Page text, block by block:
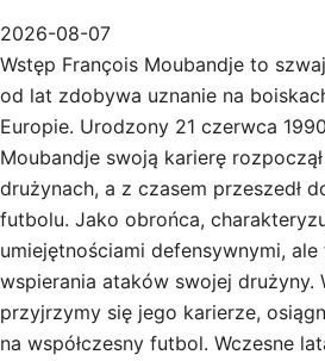
2026-08-07
Wstęp François Moubandje to
od lat zdobywa uznanie na
Europie. Urodzony 21 czerwca
Moubandje swoją karierę
drużynach, a z czasem przeszedł
futbolu. Jako obrońca,
umiejętnościami defensywnymi,
wspierania ataków swojej drużyny.
przyjrzymy się jego karierze,
na współczesny futbol. Wczesne